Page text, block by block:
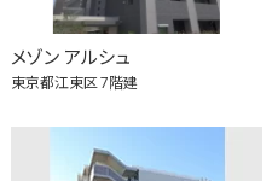
メゾン アルシュ
東京都江東区7階建